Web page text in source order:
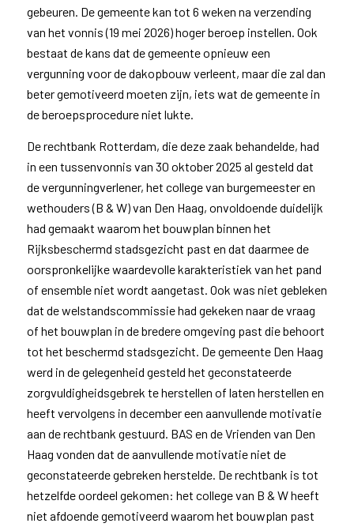
gebeuren. De gemeente kan tot 6 weken na verzending
van het vonnis (19 mei 2026) hoger beroep instellen. Ook
bestaat de kans dat de gemeente opnieuw een
vergunning voor de dakopbouw verleent, maar die zal dan
beter gemotiveerd moeten zijn, iets wat de gemeente in
de beroepsprocedure niet lukte.
De rechtbank Rotterdam, die deze zaak behandelde, had
in een tussenvonnis van 30 oktober 2025 al gesteld dat
de vergunningverlener, het college van burgemeester en
wethouders (B & W) van Den Haag, onvoldoende duidelijk
had gemaakt waarom het bouwplan binnen het
Rijksbeschermd stadsgezicht past en dat daarmee de
oorspronkelijke waardevolle karakteristiek van het pand
of ensemble niet wordt aangetast. Ook was niet gebleken
dat de welstandscommissie had gekeken naar de vraag
of het bouwplan in de bredere omgeving past die behoort
tot het beschermd stadsgezicht. De gemeente Den Haag
werd in de gelegenheid gesteld het geconstateerde
zorgvuldigheidsgebrek te herstellen of laten herstellen en
heeft vervolgens in december een aanvullende motivatie
aan de rechtbank gestuurd. BAS en de Vrienden van Den
Haag vonden dat de aanvullende motivatie niet de
geconstateerde gebreken herstelde. De rechtbank is tot
hetzelfde oordeel gekomen: het college van B & W heeft
niet afdoende gemotiveerd waarom het bouwplan past